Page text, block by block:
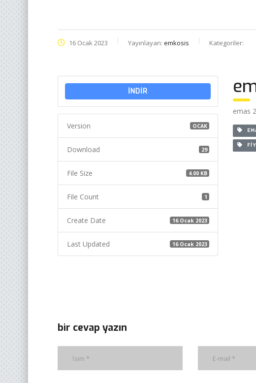
16 Ocak 2023 Yayınlayan: emkosis Kategoriler:
İNDİR
Version OCAK
Download 29
File Size 4.00 KB
File Count 1
Create Date 16 Ocak 2023
Last Updated 16 Ocak 2023
emas
bir cevap yazın